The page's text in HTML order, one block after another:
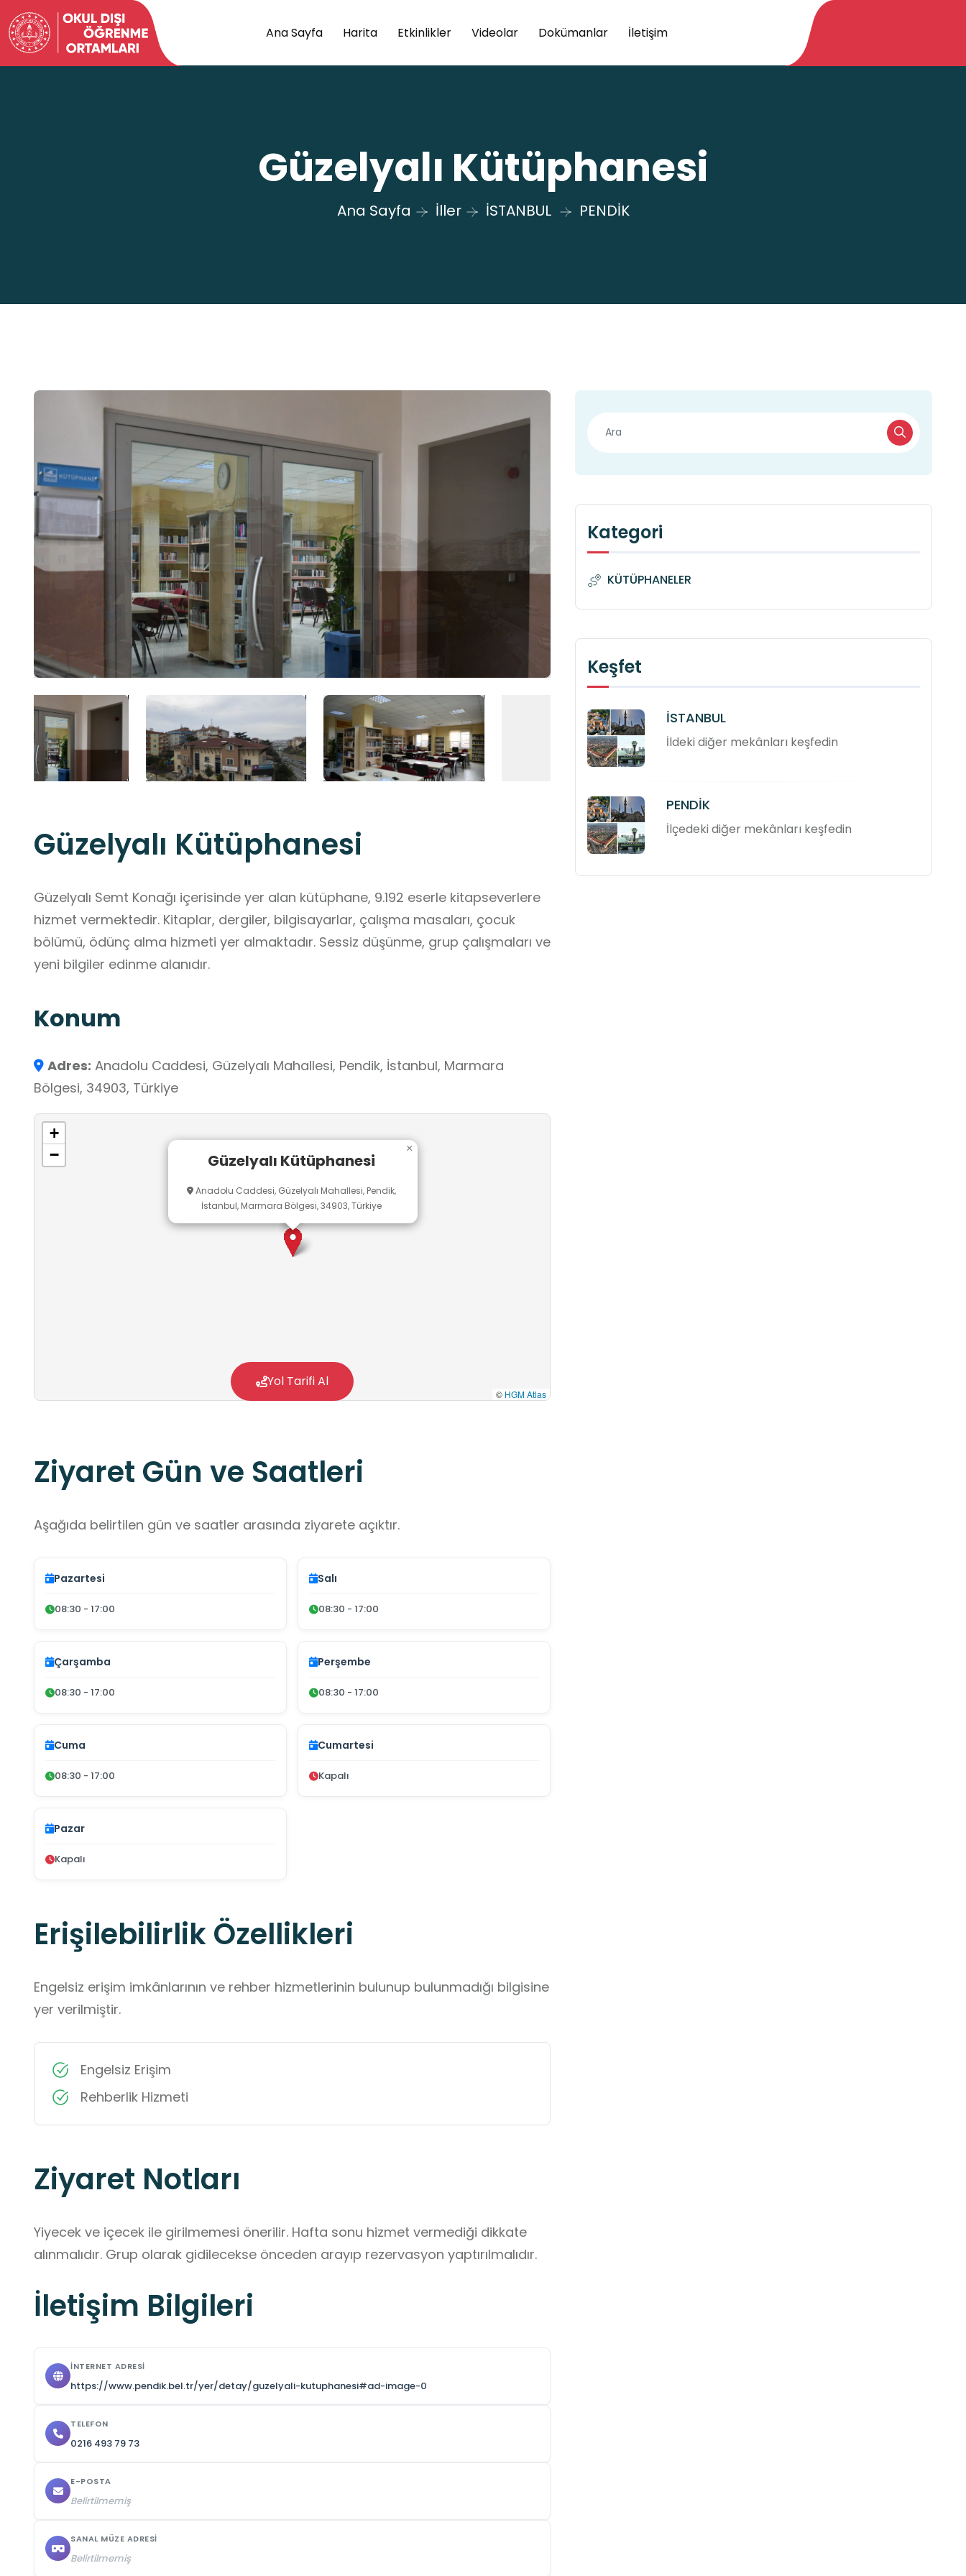
Ana Sayfa Harita Etkinlikler Videolar Dokümanlar İletişim
Güzelyalı Kütüphanesi
Ana Sayfa İller İSTANBUL PENDİK
Güzelyalı Kütüphanesi
Güzelyalı Semt Konağı içerisinde yer alan kütüphane, 9.192 eserle kitapseverlere
hizmet vermektedir. Kitaplar, dergiler, bilgisayarlar, çalışma masaları, çocuk
bölümü, ödünç alma hizmeti yer almaktadır. Sessiz düşünme, grup çalışmaları ve
yeni bilgiler edinme alanıdır.
Konum
Adres: Anadolu Caddesi, Güzelyalı Mahallesi, Pendik, İstanbul, Marmara
Bölgesi, 34903, Türkiye
Güzelyalı Kütüphanesi
Anadolu Caddesi, Güzelyalı Mahallesi, Pendik,
İstanbul, Marmara Bölgesi, 34903, Türkiye
×
+
−
© HGM Atlas
Yol Tarifi Al
Ziyaret Gün ve Saatleri
Aşağıda belirtilen gün ve saatler arasında ziyarete açıktır.
Pazartesi
08:30 - 17:00
Salı
08:30 - 17:00
Çarşamba
08:30 - 17:00
Perşembe
08:30 - 17:00
Cuma
08:30 - 17:00
Cumartesi
Kapalı
Pazar
Kapalı
Erişilebilirlik Özellikleri
Engelsiz erişim imkânlarının ve rehber hizmetlerinin bulunup bulunmadığı bilgisine
yer verilmiştir.
Engelsiz Erişim
Rehberlik Hizmeti
Ziyaret Notları
Yiyecek ve içecek ile girilmemesi önerilir. Hafta sonu hizmet vermediği dikkate
alınmalıdır. Grup olarak gidilecekse önceden arayıp rezervasyon yaptırılmalıdır.
İletişim Bilgileri
İNTERNET ADRESI
https://www.pendik.bel.tr/yer/detay/guzelyali-kutuphanesi#ad-image-0
TELEFON
0216 493 79 73
E-POSTA
Belirtilmemiş
SANAL MÜZE ADRESI
Belirtilmemiş
Kategori
KÜTÜPHANELER
Keşfet
İSTANBUL
İldeki diğer mekânları keşfedin
PENDİK
İlçedeki diğer mekânları keşfedin